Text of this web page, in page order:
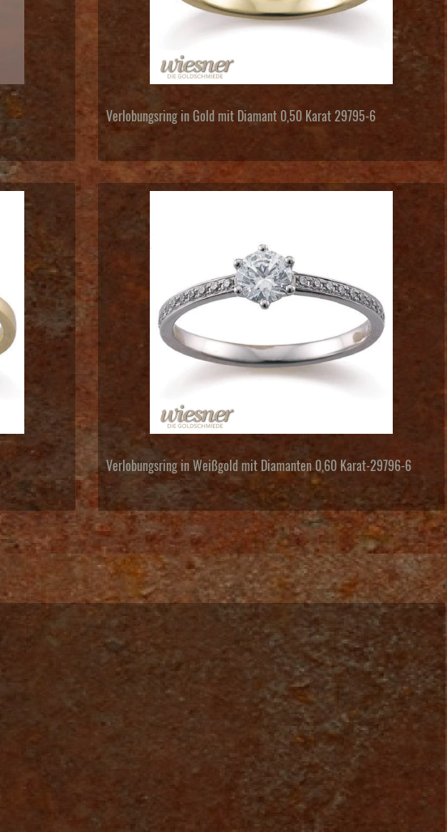
Verlobungsring in Gold mit Diamant 0,50 Karat 29795-6
Verlobungsring in Weißgold mit Diamanten 0,60 Karat-29796-6